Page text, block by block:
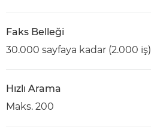
Faks Belleği
30.000 sayfaya kadar (2.000 iş)
Hızlı Arama
Maks. 200